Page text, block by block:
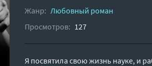
Жанр: Любовный роман
Просмотров: 127
Я посвятила свою жизнь науке, и